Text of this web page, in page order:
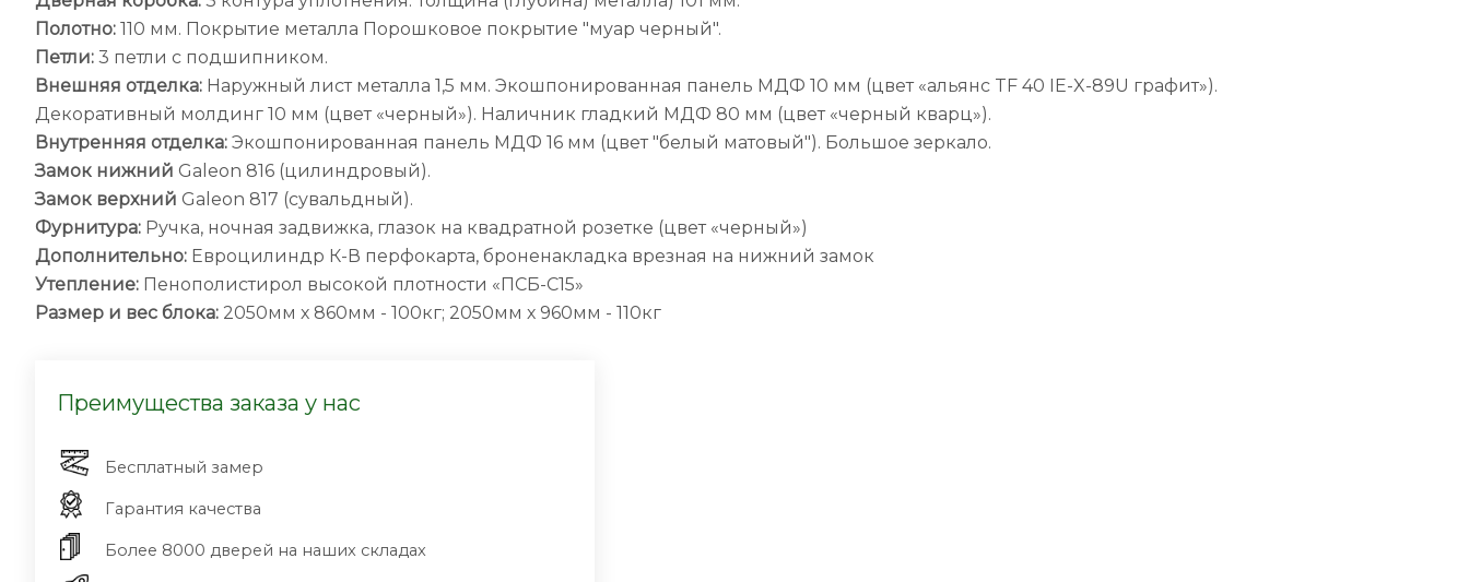
Полотно: 110 мм. Покрытие металла Порошковое покрытие "муар черный".
Петли: 3 петли с подшипником.
Внешняя отделка: Наружный лист металла 1,5 мм. Экошпонированная панель МДФ 10 мм (цвет «альянс TF 40 IE-X-89U графит»).
Декоративный молдинг 10 мм (цвет «черный»). Наличник гладкий МДФ 80 мм (цвет «черный кварц»).
Внутренняя отделка: Экошпонированная панель МДФ 16 мм (цвет "белый матовый"). Большое зеркало.
Замок нижний Galeon 816 (цилиндровый).
Замок верхний Galeon 817 (сувальдный).
Фурнитура: Ручка, ночная задвижка, глазок на квадратной розетке (цвет «черный»)
Дополнительно: Евроцилиндр К-В перфокарта, броненакладка врезная на нижний замок
Утепление: Пенополистирол высокой плотности «ПСБ-С15»
Размер и вес блока: 2050мм х 860мм - 100кг; 2050мм х 960мм - 110кг
Преимущества заказа у нас
Бесплатный замер
Гарантия качества
Более 8000 дверей на наших складах